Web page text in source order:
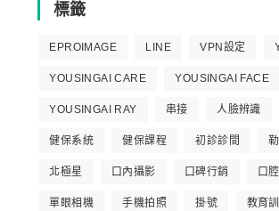
標籤
EPROIMAGE LINE VPN設定
YOUSINGAI CARE YOUSINGAI FACE
YOUSINGAI RAY 串接 人臉辨識
健保系統 健保課程 初診診間
北極星 口內攝影 口碑行銷 口
單眼相機 手機拍照 掛號 教育